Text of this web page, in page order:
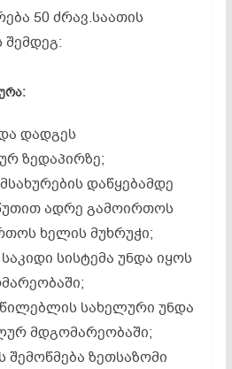
50 ძრავ.საათის
შემდეგ:
დადგეს
ზედაპირზე;
დაწყებამდე
ადრე გამოირთოს
ხელის მუხრუჭი;
სისტემა უნდა იყოს
სახელური უნდა
მდგომარეობაში;
შემოწმება ზეთსაზომი